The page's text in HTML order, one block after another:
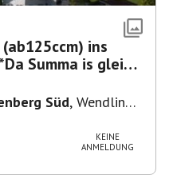
Summa is glei
Süd, Wendling
KEINE
ANMELDUNG